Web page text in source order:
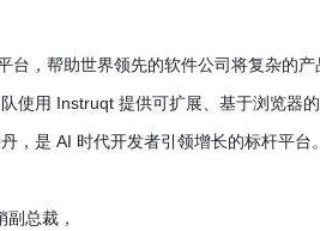
台，帮助世界领先的软件公司将复杂的
使用 Instruqt 提供可扩展、基于浏览器
，是 AI 时代开发者引领增长的标杆平
总裁，